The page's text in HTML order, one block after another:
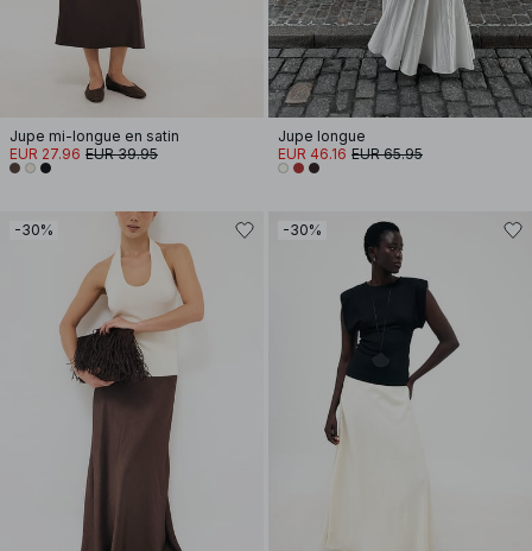
Jupe mi-longue en satin
EUR 27.96 EUR 39.95
Jupe longue
EUR 46.16 EUR 65.95
-30% -30%